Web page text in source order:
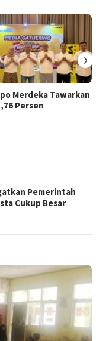
Merdeka Tawarkan
Persen
›
Pemerintah
Cukup Besar